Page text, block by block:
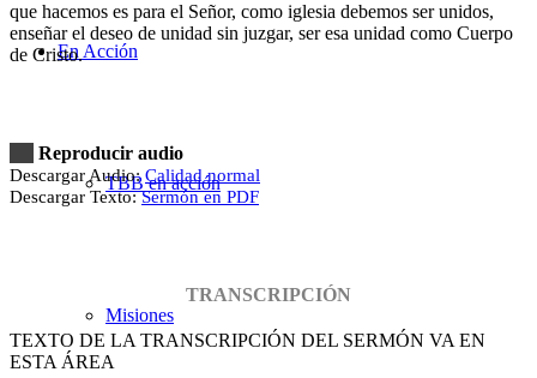
En Acción
TBB en acción
Misiones
que hacemos es para el Señor, como iglesia debemos ser unidos,
enseñar el deseo de unidad sin juzgar, ser esa unidad como Cuerpo
de Cristo.
Reproducir audio
Descargar Audio:Calidad normal
Descargar Texto:Sermón en PDF
TRANSCRIPCIÓN
TEXTO DE LA TRANSCRIPCIÓN DEL SERMÓN VA EN
ESTA ÁREA